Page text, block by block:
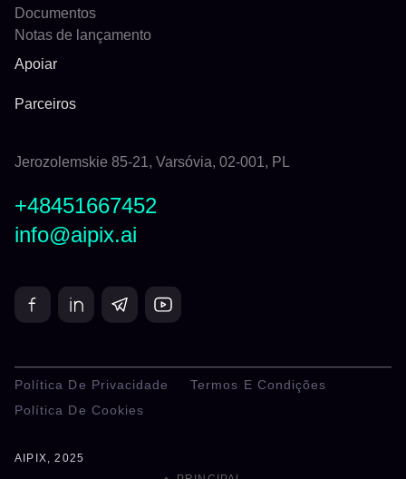
Documentos
Notas de lançamento
Apoiar
Parceiros
Jerozolemskie 85-21, Varsóvia, 02-001, PL
+48451667452
info@aipix.ai
Política De Privacidade
Termos E Condições
Política De Cookies
AIPIX, 2025